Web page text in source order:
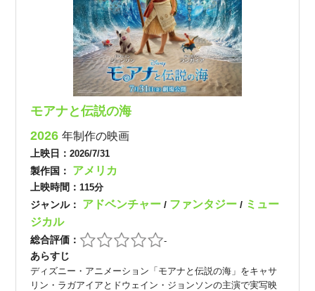
モアナと伝説の海
2026年制作の映画
上映日：2026/7/31
製作国： アメリカ
上映時間： 115分
ジャンル： アドベンチャー/ ファンタジー/ ミュー
ジカル
総合評価： -
あらすじ
ディズニー・アニメーション「モアナと伝説の海」をキャサ
リン・ラガアイアとドウェイン・ジョンソンの主演で実写映